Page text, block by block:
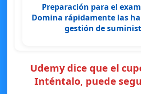
Preparación para el
Domina rápidamente las
gestión de
Udemy dice que el
Inténtalo, puede